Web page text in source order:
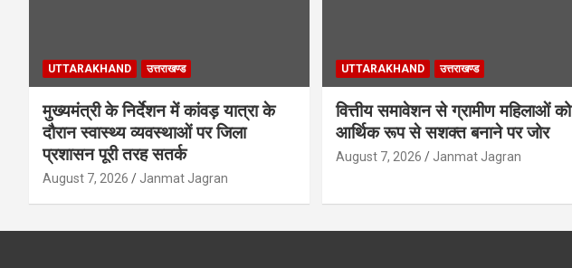
UTTARAKHAND उत्तराखण्ड
मुख्यमंत्री के निर्देशन में कांवड़ यात्रा के
दौरान स्वास्थ्य व्यवस्थाओं पर जिला
प्रशासन पूरी तरह सतर्क
August 7, 2026 Janmat Jagran
UTTARAKHAND उत्तराखण्ड
वित्तीय समावेशन से ग्रामीण महिलाओं को
आर्थिक रूप से सशक्त बनाने पर जोर
August 7, 2026 Janmat Jagran